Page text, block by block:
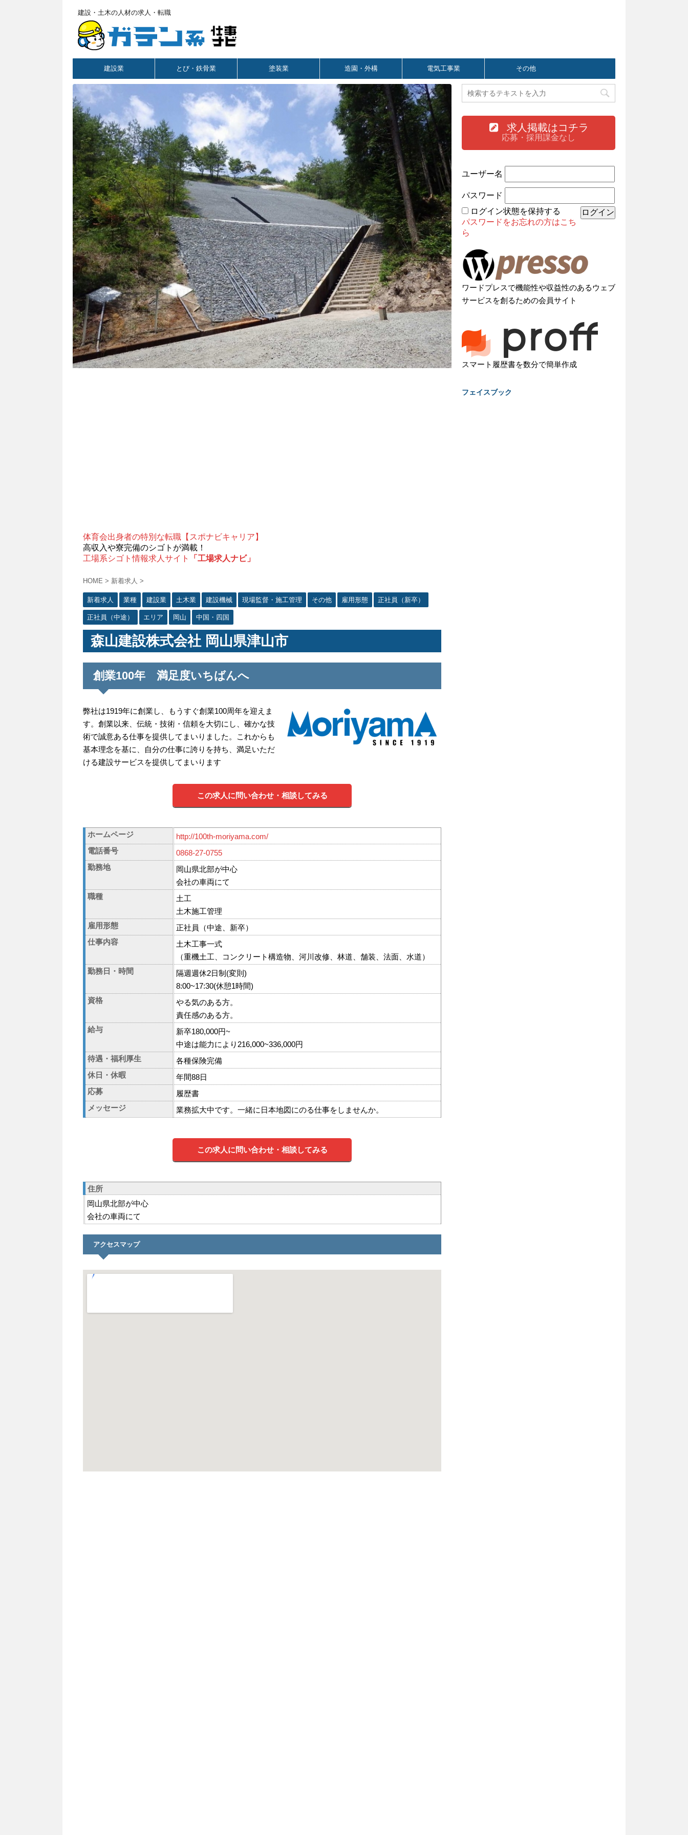
建設・土木の人材の求人・転職
建設業 とび・鉄骨業 塗装業 造園・外構 電気工事業 その他
体育会出身者の特別な転職【スポナビキャリア】
高収入や寮完備のシゴトが満載！
工場系シゴト情報求人サイト
「工場求人ナビ」
HOME > 新着求人 >
新着求人 業種 建設業 土木業 建設機械 現場監督・施工管理 その他 雇用形態 正社員（新卒）
正社員（中途） エリア 岡山 中国・四国
森山建設株式会社 岡山県津山市
創業100年 満足度いちばんへ
弊社は1919年に創業し、もうすぐ創業100周年を迎えま
す。創業以来、伝統・技術・信頼を大切にし、確かな技
術で誠意ある仕事を提供してまいりました。これからも
基本理念を基に、自分の仕事に誇りを持ち、満足いただ
ける建設サービスを提供してまいります
この求人に問い合わせ・相談してみる
ホームページ
http://100th-moriyama.com/
電話番号
0868-27-0755
勤務地
岡山県北部が中心
会社の車両にて
職種
土工
土木施工管理
雇用形態
正社員（中途、新卒）
仕事内容
土木工事一式
（重機土工、コンクリート構造物、河川改修、林道、舗装、法面、水道）
勤務日・時間
隔週週休2日制(変則)
8:00~17:30(休憩1時間)
資格
やる気のある方。
責任感のある方。
給与
新卒180,000円~
中途は能力により216,000~336,000円
待遇・福利厚生
各種保険完備
休日・休暇
年間88日
応募
履歴書
メッセージ
業務拡大中です。一緒に日本地図にのる仕事をしませんか。
この求人に問い合わせ・相談してみる
住所
岡山県北部が中心
会社の車両にて
アクセスマップ
求人掲載はコチラ
応募・採用課金なし
ユーザー名
パスワード
ログイン状態を保持する
パスワードをお忘れの方はこち
ら
ワードプレスで機能性や収益性のあるウェブ
サービスを創るための会員サイト
スマート履歴書を数分で簡単作成
フェイスブック